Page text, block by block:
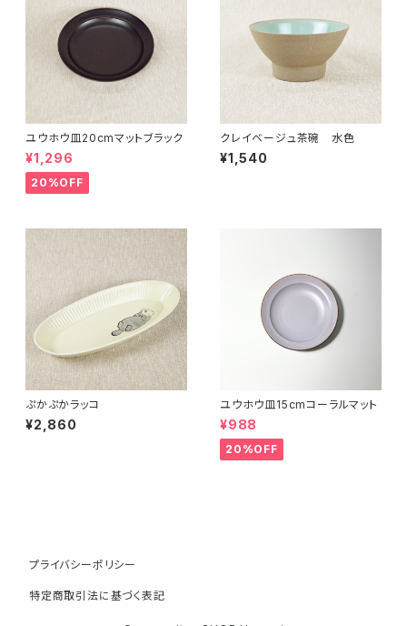
ユウホウ皿20cmマットブラック
¥1,296
20%OFF
クレイベージュ茶碗 水色
¥1,540
ぷかぷかラッコ
¥2,860
ユウホウ皿15cmコーラルマット
¥988
20%OFF
プライバシーポリシー
特定商取引法に基づく表記